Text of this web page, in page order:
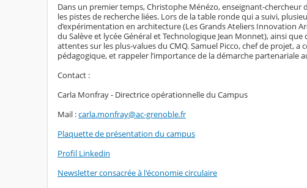
Dans un premier temps, Christophe Ménézo, enseignant-chercheur
les pistes de recherche liées. Lors de la table ronde qui a suivi,
d’expérimentation en architecture (Les Grands Ateliers Innovation
du Salève et lycée Général et Technologique Jean Monnet), ainsi
attentes sur les plus-values du CMQ. Samuel Picco, chef de projet,
pédagogique, et rappeler l’importance de la démarche
Contact :
Carla Monfray - Directrice opérationnelle du Campus
Mail :carla.monfray@ac-grenoble.fr
Plaquette de présentation du campus
Profil Linkedin
Newsletter consacrée à l'économie circulaire